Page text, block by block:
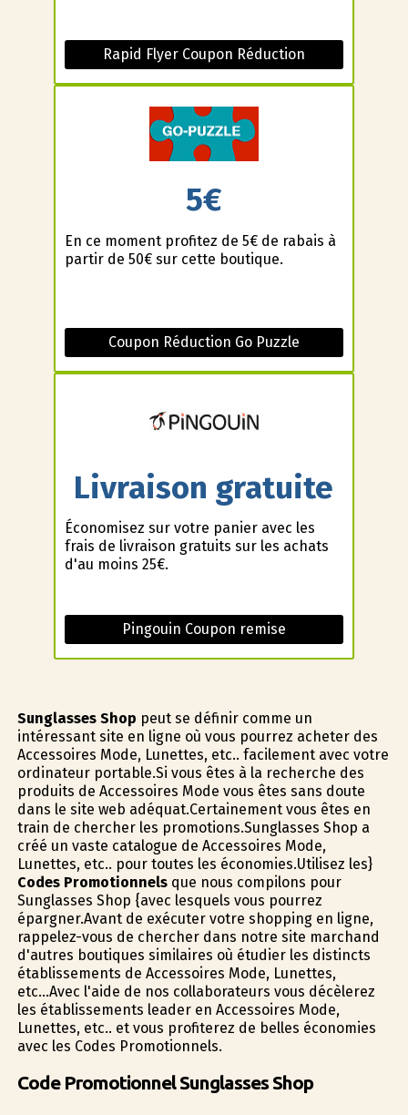
Rapid Flyer Coupon Réduction
5€
En ce moment profitez de 5€ de rabais à
partir de 50€ sur cette boutique.
Coupon Réduction Go Puzzle
Livraison gratuite
Économisez sur votre panier avec les
frais de livraison gratuits sur les achats
d'au moins 25€.
Pingouin Coupon remise
Sunglasses Shop peut se définir comme un
intéressant site en ligne où vous pourrez acheter des
Accessoires Mode, Lunettes, etc.. facilement avec votre
ordinateur portable.Si vous êtes à la recherche des
produits de Accessoires Mode vous êtes sans doute
dans le site web adéquat.Certainement vous êtes en
train de chercher les promotions.Sunglasses Shop a
créé un vaste catalogue de Accessoires Mode,
Lunettes, etc.. pour toutes les économies.Utilisez les}
Codes Promotionnelsque nous compilons pour
Sunglasses Shop {avec lesquels vous pourrez
épargner.Avant de exécuter votre shopping en ligne,
rappelez-vous de chercher dans notre site marchand
d'autres boutiques similaires où étudier les distincts
établissements de Accessoires Mode, Lunettes,
etc...Avec l'aide de nos collaborateurs vous décèlerez
les établissements leader en Accessoires Mode,
Lunettes, etc.. et vous profiterez de belles économies
avec les Codes Promotionnels.
Code Promotionnel Sunglasses Shop